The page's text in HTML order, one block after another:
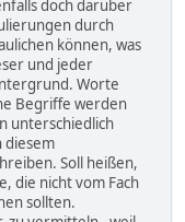
doch darüber
durch
können, was
und jeder
Worte
Begriffe werden
unterschiedlich
diesem
Soll heißen,
die nicht vom Fach
sollten.